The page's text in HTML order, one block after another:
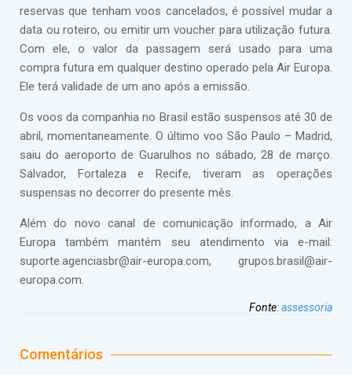
reservas que tenham voos cancelados, é possível mudar a
data ou roteiro, ou emitir um voucher para utilização futura.
Com ele, o valor da passagem será usado para uma
compra futura em qualquer destino operado pela Air Europa.
Ele terá validade de um ano após a emissão.
Os voos da companhia no Brasil estão suspensos até 30 de
abril, momentaneamente. O último voo São Paulo – Madrid,
saiu do aeroporto de Guarulhos no sábado, 28 de março.
Salvador, Fortaleza e Recife, tiveram as operações
suspensas no decorrer do presente mês.
Além do novo canal de comunicação informado, a Air
Europa também mantém seu atendimento via e-mail:
suporte.agenciasbr@air-europa.com, grupos.brasil@air-
europa.com.
Fonte:assessoria
Comentários